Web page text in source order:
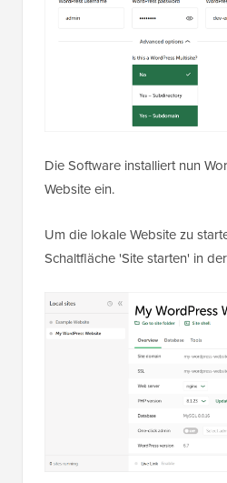
Die Software installiert nun
Website ein.
Um die lokale Website zu
Schaltfläche 'Site starten' in